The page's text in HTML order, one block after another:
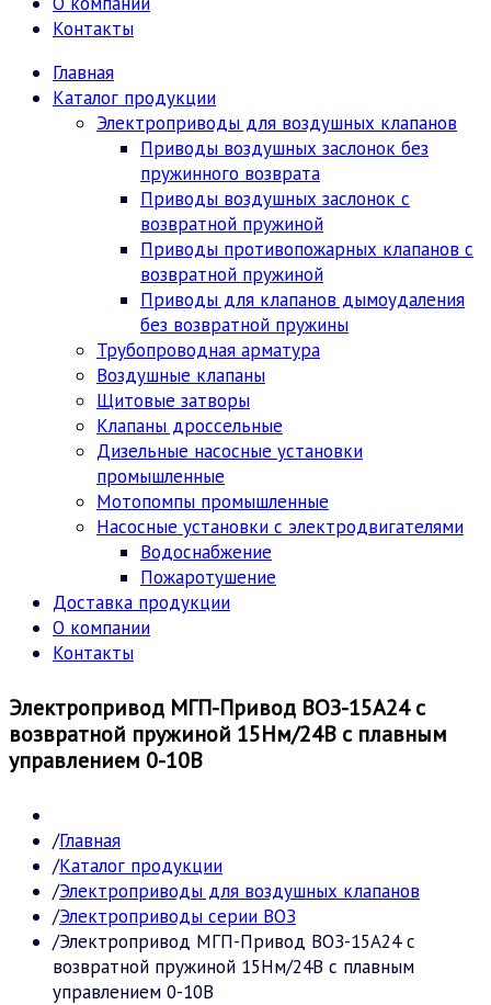
Контакты
Главная
Каталог продукции
Электроприводы для воздушных клапанов
Приводы воздушных заслонок без
пружинного возврата
Приводы воздушных заслонок с
возвратной пружиной
Приводы противопожарных клапанов с
возвратной пружиной
Приводы для клапанов дымоудаления
без возвратной пружины
Трубопроводная арматура
Воздушные клапаны
Щитовые затворы
Клапаны дроссельные
Дизельные насосные установки
промышленные
Мотопомпы промышленные
Насосные установки с электродвигателями
Водоснабжение
Пожаротушение
Доставка продукции
О компании
Контакты
Электропривод МГП-Привод ВОЗ-15А24 с
возвратной пружиной 15Нм/24В с плавным
управлением 0-10В
Главная
Каталог продукции
Электроприводы для воздушных клапанов
Электроприводы серии ВОЗ
Электропривод МГП-Привод ВОЗ-15А24 с
возвратной пружиной 15Нм/24В с плавным
управлением 0-10В